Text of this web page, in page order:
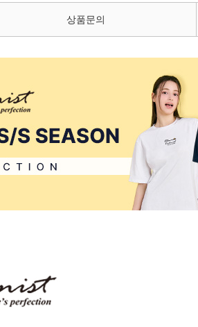
상품문의